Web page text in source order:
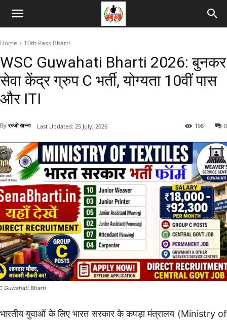
Home 10th Pass Bharti
WSC Guwahati Bharti 2026: बुनकर
सेवा केंद्र ग्रुप C भर्ती, योग्यता 10वीं पास
और ITI
By रज्जो खन्ना 0
198
Last Updated: 25 July, 2026
Guwahati Bharti
भारतीय युवाओं के लिए भारत सरकार के कपड़ा मंत्रालय (Ministry of